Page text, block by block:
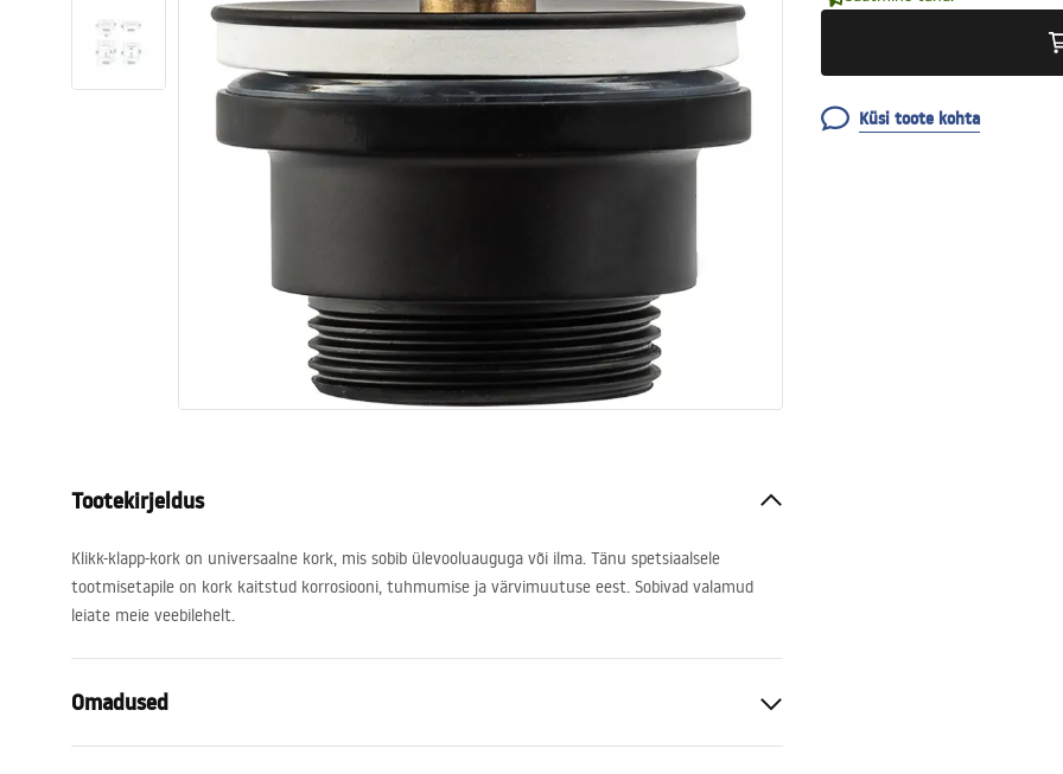
Tualettruumid
Küsi toote kohta
Tootekirjeldus
Klikk-klapp-kork on universaalne kork, mis sobib ülevooluauguga või ilma. Tänu spetsiaalsele
tootmisetapile on kork kaitstud korrosiooni, tuhmumise ja värvimuutuse eest. Sobivad valamud
leiate meie veebilehelt.
Omadused